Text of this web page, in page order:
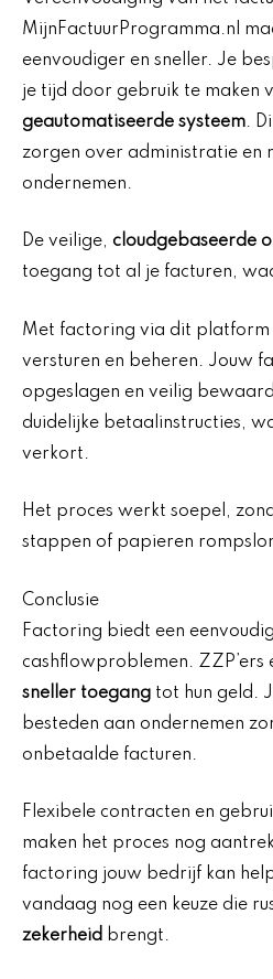
MijnFactuurProgramma.nl
eenvoudiger en sneller. Je
je tijd door gebruik te maken
geautomatiseerde systeem.
zorgen over administratie en
ondernemen.
De veilige, cloudgebaseerde
toegang tot al je facturen,
Met factoring via dit platform
versturen en beheren. Jouw
opgeslagen en veilig
duidelijke betaalinstructies,
verkort.
Het proces werkt soepel,
stappen of papieren
Conclusie
Factoring biedt een
cashflowproblemen. ZZP’ers
sneller toegang tot hun geld.
besteden aan ondernemen
onbetaalde facturen.
Flexibele contracten en
maken het proces nog
factoring jouw bedrijf kan
vandaag nog een keuze die
zekerheid brengt.